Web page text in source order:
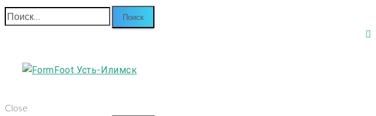
Найти:
Close